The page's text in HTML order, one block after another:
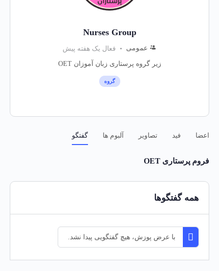
Nurses Group
عمومی فعال یک هفته پیش
زیر گروه پرستاری زبان آموزان OET
گروه
اعضا فید تصاویر آلبوم ها گفتگو
فروم پرستاری OET
همه گفتگوها
با عرض پوزش، هیچ گفتگویی پیدا نشد.